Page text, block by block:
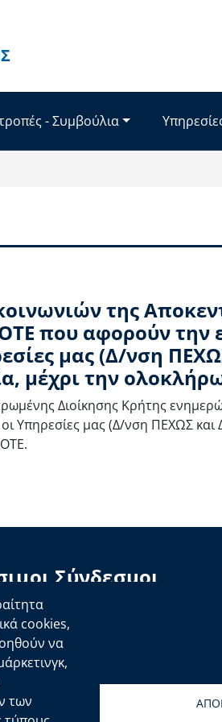
- Συμβούλια
της
που αφορούν την
μας (Δ/νση
μέχρι την
Διοίκησης Κρήτης
Υπηρεσίες μας (Δ/νση ΠΕΧΩΣ
Σύνδεσμοι
Κυβέρνηση
Επιτροπή
cookies,
να
των
Τμ. Σχεδιασμού και